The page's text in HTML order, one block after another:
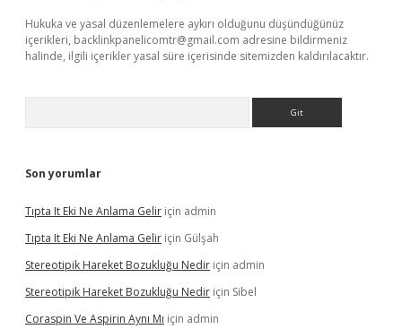
Hukuka ve yasal düzenlemelere aykırı olduğunu düşündüğünüz
içerikleri, backlinkpanelicomtr@gmail.com adresine bildirmeniz
halinde, ilgili içerikler yasal süre içerisinde sitemizden kaldırılacaktır.
Son yorumlar
Tıpta It Eki Ne Anlama Gelir için admin
Tıpta It Eki Ne Anlama Gelir için Gülşah
Stereotipik Hareket Bozukluğu Nedir için admin
Stereotipik Hareket Bozukluğu Nedir için Sibel
Coraspin Ve Aspirin Aynı Mı için admin